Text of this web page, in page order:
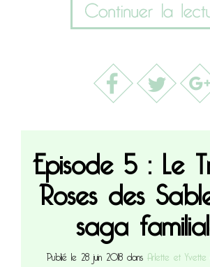
Episode 5 : Le
Roses des
saga
Publié le 28 juin 2018 dansArlette et Yvette